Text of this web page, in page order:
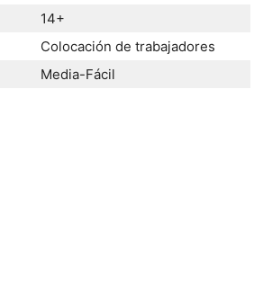
14+
Colocación de trabajadores
Media-Fácil